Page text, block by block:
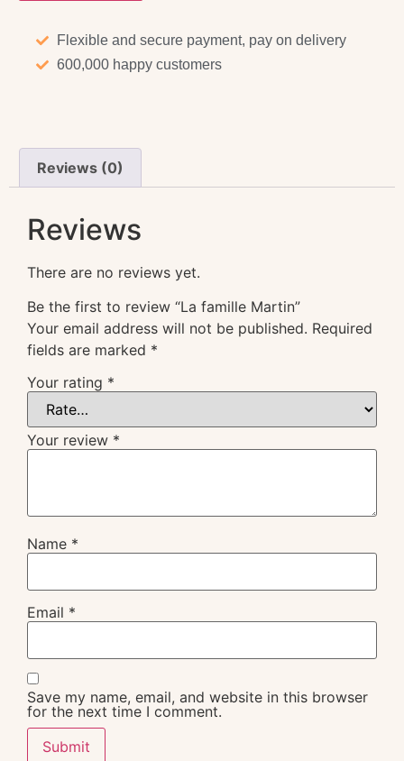
Flexible and secure payment, pay on delivery
600,000 happy customers
Reviews (0)
Reviews
There are no reviews yet.
Be the first to review “La famille Martin”
Your email address will not be published. Required
fields are marked *
Your rating *
Your review *
Name *
Email *
Save my name, email, and website in this browser
for the next time I comment.